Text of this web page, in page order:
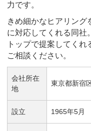
力です。
きめ細かなヒアリング
に対応してくれる同社
トップで提案してく
ご相談ください。
会社所在
地
東京都新宿
設立 1965年5月